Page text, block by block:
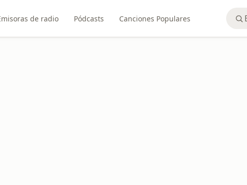
de radio Pódcasts Canciones Populares